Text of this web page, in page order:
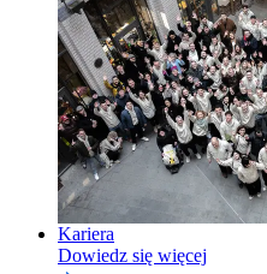
Kariera
Dowiedz się więcej